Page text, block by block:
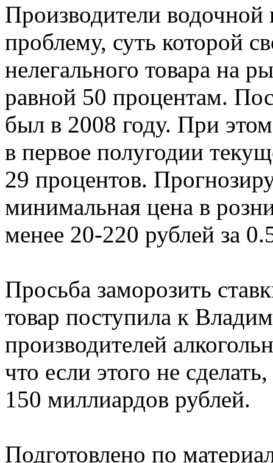
Производители
проблему, суть которой
нелегального товара на
равной 50 процентам.
был в 2008 году. При
в первое полугодии
29 процентов.
минимальная цена в
менее 20-220 рублей за
Просьба заморозить
товар поступила к
производителей
что если этого не
150 миллиардов рублей.
Подготовлено по